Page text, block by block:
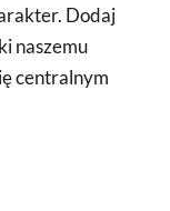
Dodaj
naszemu
centralnym